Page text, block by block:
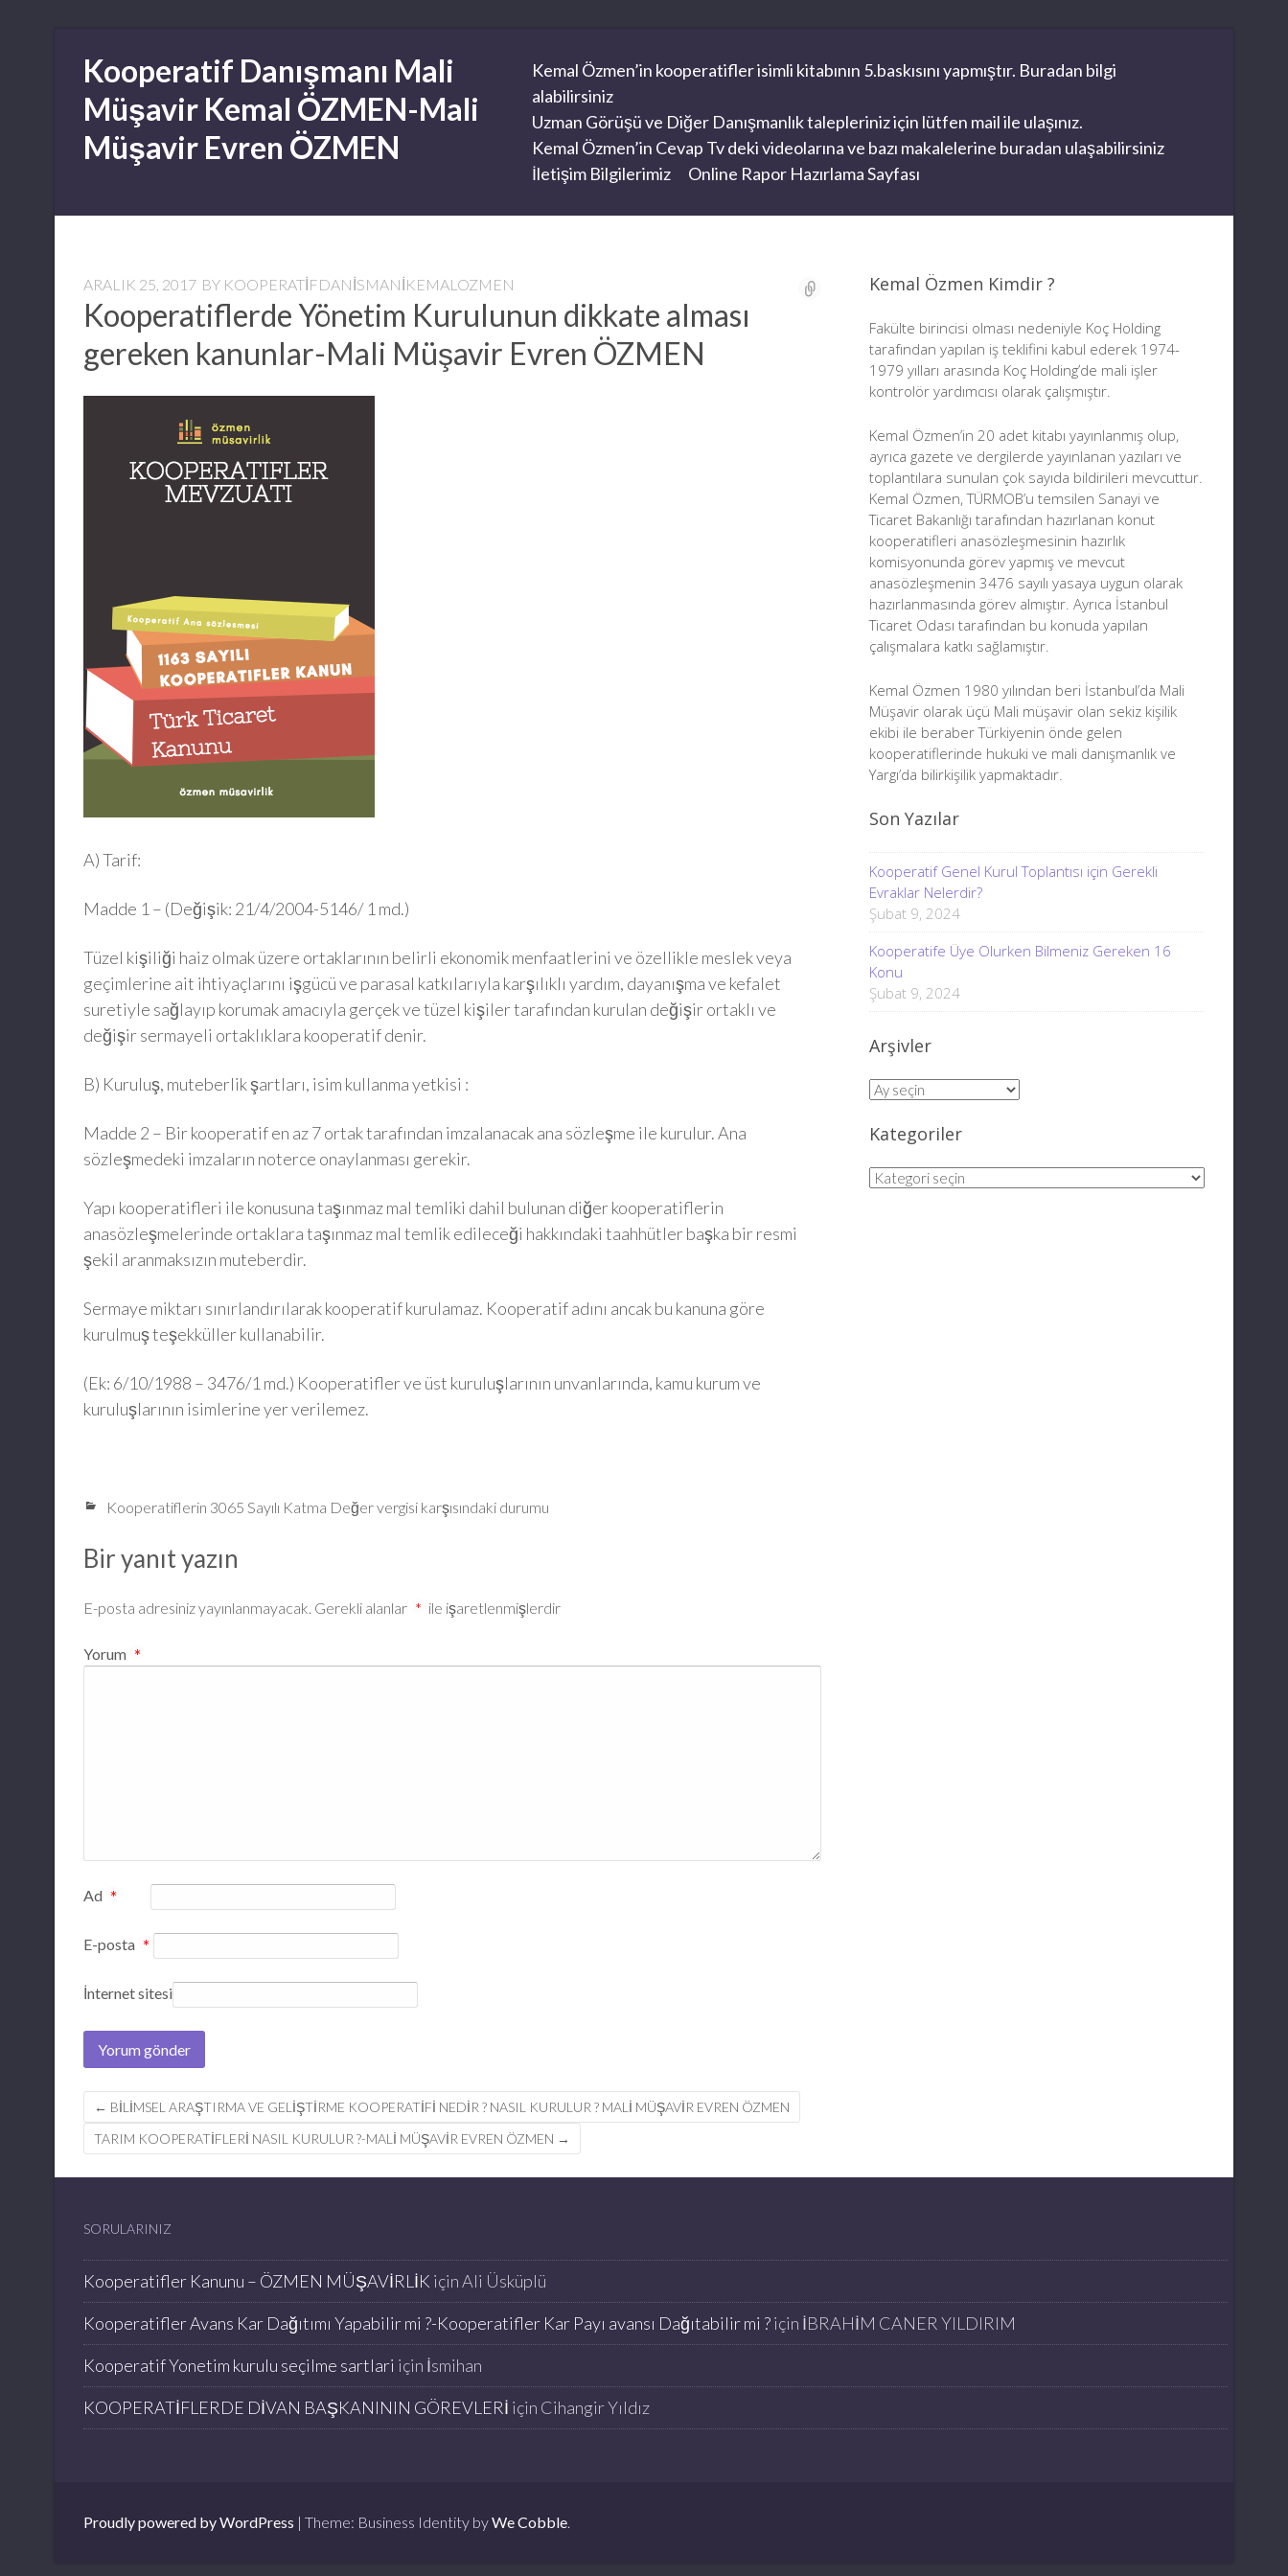
contentKooperatif Danışmanı Mali
Müşavir Kemal ÖZMEN-Mali
Müşavir Evren ÖZMEN
Kemal Özmen’in kooperatifler isimli kitabının 5.baskısını yapmıştır. Buradan bilgi
alabilirsiniz
Uzman Görüşü ve Diğer Danışmanlık talepleriniz için lütfen mail ile ulaşınız.
Kemal Özmen’in Cevap Tv deki videolarına ve bazı makalelerine buradan ulaşabilirsiniz
İletişim Bilgilerimiz
Online Rapor Hazırlama Sayfası
ARALIK 25, 2017 BY KOOPERATIFDANISMANIKEMALOZMEN
Kooperatiflerde Yönetim Kurulunun dikkate alması
gereken kanunlar-Mali Müşavir Evren ÖZMEN
A) Tarif:
Madde 1 – (Değişik: 21/4/2004-5146/ 1 md.)
Tüzel kişiliği haiz olmak üzere ortaklarının belirli ekonomik menfaatlerini ve özellikle meslek veya
geçimlerine ait ihtiyaçlarını işgücü ve parasal katkılarıyla karşılıklı yardım, dayanışma ve kefalet
suretiyle sağlayıp korumak amacıyla gerçek ve tüzel kişiler tarafından kurulan değişir ortaklı ve
değişir sermayeli ortaklıklara kooperatif denir.
B) Kuruluş, muteberlik şartları, isim kullanma yetkisi :
Madde 2 – Bir kooperatif en az 7 ortak tarafından imzalanacak ana sözleşme ile kurulur. Ana
sözleşmedeki imzaların noterce onaylanması gerekir.
Yapı kooperatifleri ile konusuna taşınmaz mal temliki dahil bulunan diğer kooperatiflerin
anasözleşmelerinde ortaklara taşınmaz mal temlik edileceği hakkındaki taahhütler başka bir resmi
şekil aranmaksızın muteberdir.
Sermaye miktarı sınırlandırılarak kooperatif kurulamaz. Kooperatif adını ancak bu kanuna göre
kurulmuş teşekküller kullanabilir.
(Ek: 6/10/1988 – 3476/1 md.) Kooperatifler ve üst kuruluşlarının unvanlarında, kamu kurum ve
kuruluşlarının isimlerine yer verilemez.
Kooperatiflerin 3065 Sayılı Katma Değer vergisi karşısındaki durumu
Bir yanıt yazın
E-posta adresiniz yayınlanmayacak. Gerekli alanlar * ile işaretlenmişlerdir
Yorum *
Ad *
E-posta *
İnternet sitesi
Post
navigation
← BILIMSEL ARAŞTIRMA VE GELIŞTIRME KOOPERATIFI NEDIR ? NASIL KURULUR ? MALI MÜŞAVIR EVREN ÖZMEN
TARIM KOOPERATİFLERİ NASIL KURULUR ?-MALİ MÜŞAVİR EVREN ÖZMEN →
Kemal Özmen Kimdir ?
Fakülte birincisi olması nedeniyle Koç Holding
tarafından yapılan iş teklifini kabul ederek 1974-
1979 yılları arasında Koç Holding’de mali işler
kontrolör yardımcısı olarak çalışmıştır.
Kemal Özmen’in 20 adet kitabı yayınlanmış olup,
ayrıca gazete ve dergilerde yayınlanan yazıları ve
toplantılara sunulan çok sayıda bildirileri mevcuttur.
Kemal Özmen, TÜRMOB’u temsilen Sanayi ve
Ticaret Bakanlığı tarafından hazırlanan konut
kooperatifleri anasözleşmesinin hazırlık
komisyonunda görev yapmış ve mevcut
anasözleşmenin 3476 sayılı yasaya uygun olarak
hazırlanmasında görev almıştır. Ayrıca İstanbul
Ticaret Odası tarafından bu konuda yapılan
çalışmalara katkı sağlamıştır.
Kemal Özmen 1980 yılından beri İstanbul’da Mali
Müşavir olarak üçü Mali müşavir olan sekiz kişilik
ekibi ile beraber Türkiyenin önde gelen
kooperatiflerinde hukuki ve mali danışmanlık ve
Yargı’da bilirkişilik yapmaktadır.
Son Yazılar
Kooperatif Genel Kurul Toplantısı için Gerekli
Evraklar Nelerdir?
Şubat 9, 2024
Kooperatife Üye Olurken Bilmeniz Gereken 16
Konu
Şubat 9, 2024
Arşivler
Arşivler
Kategoriler
Kategoriler
SORULARINIZ
Kooperatifler Kanunu – ÖZMEN MÜŞAVİRLİK içinAli Üsküplü
Kooperatifler Avans Kar Dağıtımı Yapabilir mi ?-Kooperatifler Kar Payı avansı Dağıtabilir mi ?için İBRAHİM CANER YILDIRIM
Kooperatif Yonetim kurulu seçilme sartlari için İsmihan
KOOPERATİFLERDE DİVAN BAŞKANININ GÖREVLERİ için Cihangir Yıldız
Proudly powered by WordPress | Theme: Business Identity byWe Cobble.